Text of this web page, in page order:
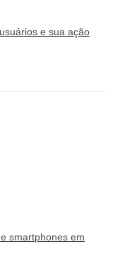
e sua ação
smartphones em